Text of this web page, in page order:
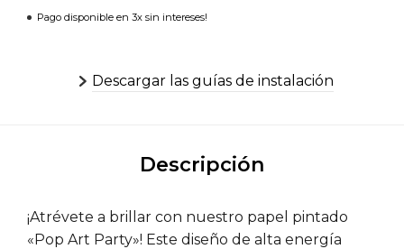
Pago disponible en 3x sin intereses!
Descargar las guías de instalación
Descripción
¡Atrévete a brillar con nuestro papel pintado
«Pop Art Party»! Este diseño de alta energía